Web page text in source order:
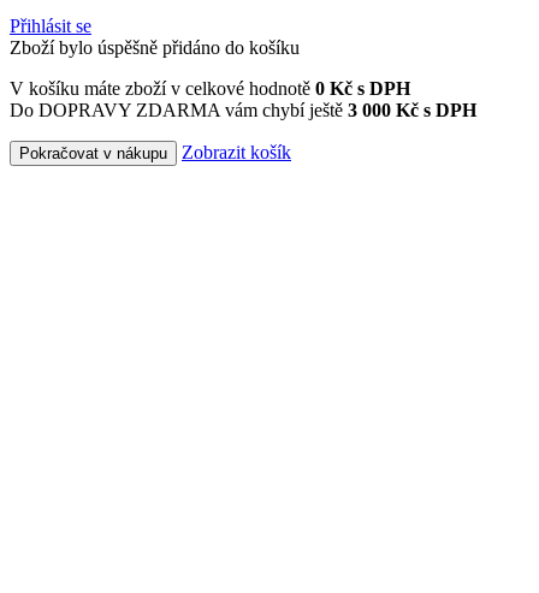
Přihlásit se
Zboží bylo úspěšně přidáno do košíku
V košíku máte zboží v celkové hodnotě 0 Kč s DPH
Do DOPRAVY ZDARMA vám chybí ještě 3 000 Kč s DPH
Pokračovat v nákupu Zobrazit košík